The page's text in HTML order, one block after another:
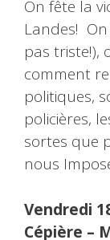
On fête la
Landes! On
pas triste!),
comment
politiques,
policières,
sortes que
nous
Vendredi
Cépière –